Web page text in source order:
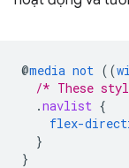
@media not ((
/* These
.navlist {
flex-
}
}